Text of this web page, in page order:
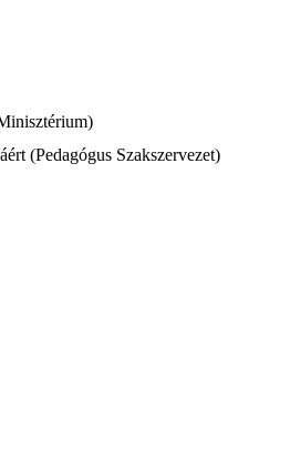
(Pedagógus Szakszervezet)